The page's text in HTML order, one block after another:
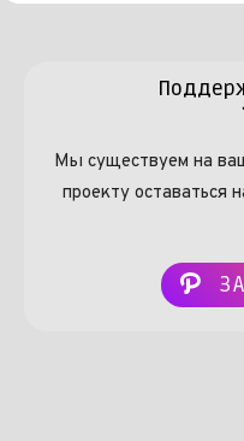
Мы существуем на
проекту оставаться